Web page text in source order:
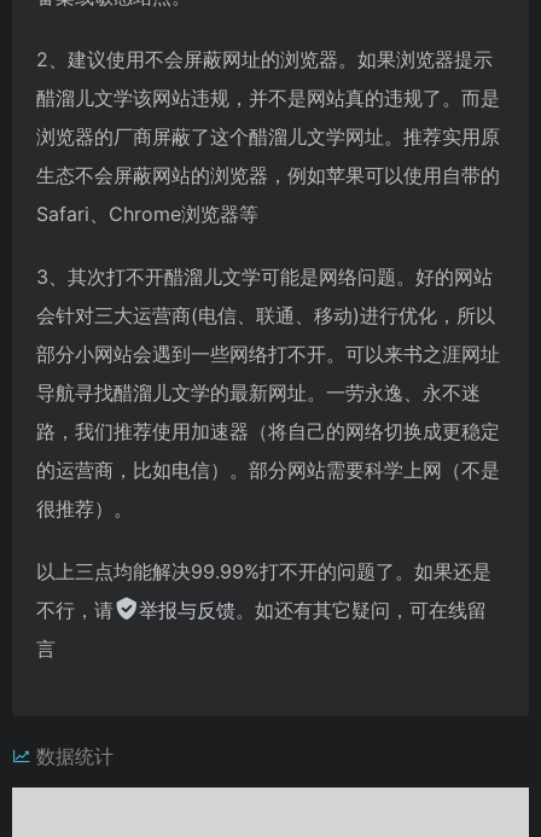
2、建议使用不会屏蔽网址的浏览器。如果浏览器提示
醋溜儿文学该网站违规，并不是网站真的违规了。而是
浏览器的厂商屏蔽了这个醋溜儿文学网址。推荐实用原
生态不会屏蔽网站的浏览器，例如苹果可以使用自带的
Safari、Chrome浏览器等
3、其次打不开醋溜儿文学可能是网络问题。好的网站
会针对三大运营商(电信、联通、移动)进行优化，所以
部分小网站会遇到一些网络打不开。可以来书之涯网址
导航寻找醋溜儿文学的最新网址。一劳永逸、永不迷
路，我们推荐使用加速器（将自己的网络切换成更稳定
的运营商，比如电信）。部分网站需要科学上网（不是
很推荐）。
以上三点均能解决99.99%打不开的问题了。如果还是
不行，请
举报与反馈。如还有其它疑问，可在线留
言
数据统计